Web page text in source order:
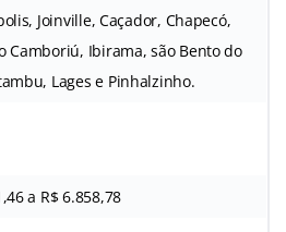
Joinville, Caçador, Chapecó,
Camboriú, Ibirama, são Bento do
Lages e Pinhalzinho.
a R$ 6.858,78